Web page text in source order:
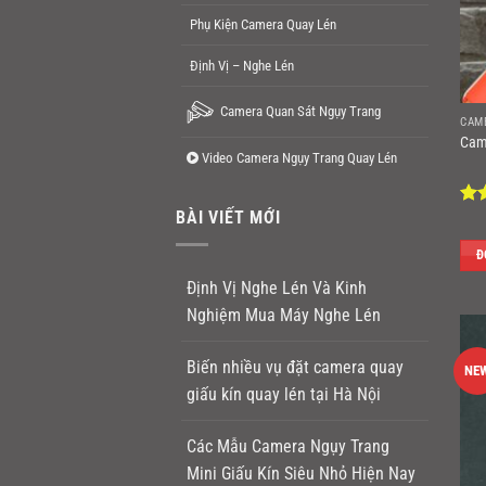
Phụ Kiện Camera Quay Lén
Định Vị – Nghe Lén
Camera Quan Sát Ngụy Trang
Video Camera Ngụy Trang Quay Lén
BÀI VIẾT MỚI
Định Vị Nghe Lén Và Kinh
Nghiệm Mua Máy Nghe Lén
Biến nhiều vụ đặt camera quay
giấu kín quay lén tại Hà Nội
Các Mẫu Camera Ngụy Trang
Mini Giấu Kín Siêu Nhỏ Hiện Nay
sao